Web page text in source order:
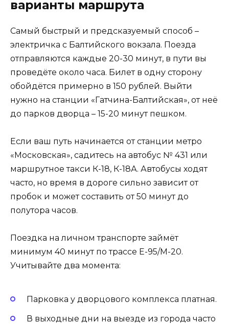
варианты маршрута
Самый быстрый и предсказуемый способ –
электричка с Балтийского вокзала. Поезда
отправляются каждые 20-30 минут, в пути вы
проведёте около часа. Билет в одну сторону
обойдётся примерно в 150 рублей. Выйти
нужно на станции «Гатчина-Балтийская», от неё
до парков дворца – 15-20 минут пешком.
Если ваш путь начинается от станции метро
«Московская», садитесь на автобус № 431 или
маршрутное такси К-18, К-18А. Автобусы ходят
часто, но время в дороге сильно зависит от
пробок и может составить от 50 минут до
полутора часов.
Поездка на личном транспорте займёт
минимум 40 минут по трассе Е-95/М-20.
Учитывайте два момента:
Парковка у дворцового комплекса платная.
В выходные дни на выезде из города часто